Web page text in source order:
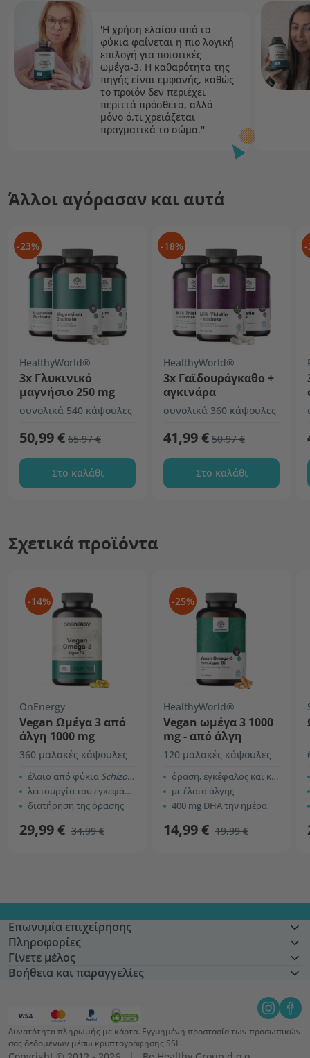
'Η χρήση ελαίου από τα
φύκια φαίνεται η πιο λογική
επιλογή για ποιοτικές
ωμέγα-3. Η καθαρότητα της
πηγής είναι εμφανής, καθώς
το προϊόν δεν περιέχει
περιττά πρόσθετα, αλλά
μόνο ό,τι χρειάζεται
πραγματικά το σώμα.''
Άλλοι αγόρασαν και αυτά
-23%
HealthyWorld®
3x Γλυκινικό
μαγνήσιο 250 mg
συνολικά 540 κάψουλες
50,99 € 65,97 €
Στο καλάθι
-18%
HealthyWorld®
3x Γαϊδουράγκαθο +
αγκινάρα
συνολικά 360 κάψουλες
41,99 € 50,97 €
Στο καλάθι
-
Σχετικά προϊόντα
-14%
OnEnergy
Vegan Ωμέγα 3 από
άλγη 1000 mg
360 μαλακές κάψουλες
έλαιο από φύκια Schizochytrium sp.
λειτουργία του εγκεφάλου
διατήρηση της όρασης
29,99 € 34,99 €
-25%
HealthyWorld®
Vegan ωμέγα 3 1000
mg - από άλγη
120 μαλακές κάψουλες
όραση, εγκέφαλος και καρδιά
με έλαιο άλγης
400 mg DHA την ημέρα
14,99 € 19,99 €
Επωνυμία επιχείρησης
Πληροφορίες
Γίνετε μέλος
Βοήθεια και παραγγελίες
Δυνατότητα πληρωμής με κάρτα. Εγγυημένη προστασία των προσωπικών
σας δεδομένων μέσω κρυπτογράφησης SSL.